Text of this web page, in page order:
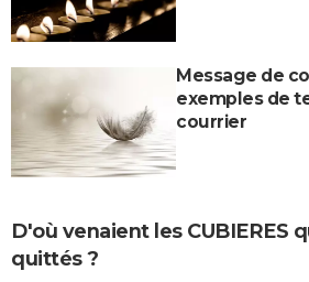
Message de
exemples de
courrier
D'où venaient les CUBIERES
quittés ?